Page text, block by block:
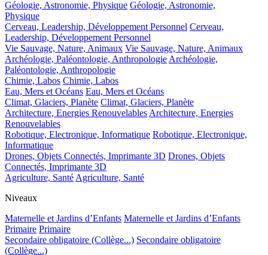
Géologie, Astronomie, Physique Géologie, Astronomie,
Physique
Cerveau, Leadership, Développement Personnel Cerveau,
Leadership, Développement Personnel
Vie Sauvage, Nature, Animaux Vie Sauvage, Nature, Animaux
Archéologie, Paléontologie, Anthropologie Archéologie,
Paléontologie, Anthropologie
Chimie, Labos Chimie, Labos
Eau, Mers et Océans Eau, Mers et Océans
Climat, Glaciers, Planète Climat, Glaciers, Planète
Architecture, Energies Renouvelables Architecture, Energies
Renouvelables
Robotique, Electronique, Informatique Robotique, Electronique,
Informatique
Drones, Objets Connectés, Imprimante 3D Drones, Objets
Connectés, Imprimante 3D
Agriculture, Santé Agriculture, Santé
Niveaux
Maternelle et Jardins d’Enfants Maternelle et Jardins d’Enfants
Primaire Primaire
Secondaire obligatoire (Collège...) Secondaire obligatoire
(Collège...)